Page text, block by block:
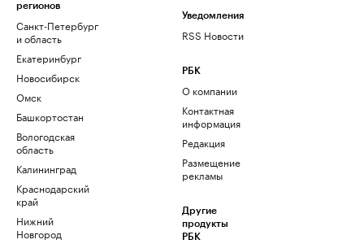
регионов
Санкт-Петербург
и область
Екатеринбург
Новосибирск
Омск
Башкортостан
Вологодская
область
Калининград
Краснодарский
край
Нижний
Новгород
Уведомления
RSS Новости
РБК
О компании
Контактная
информация
Редакция
Размещение
рекламы
Другие
продукты
РБК